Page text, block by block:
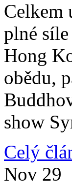
Celkem
plné
Hong
obědu,
show
Celý
Nov 29